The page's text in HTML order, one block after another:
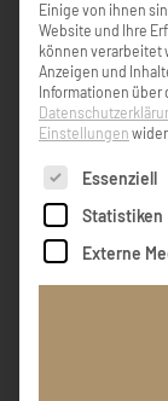
und
Wir
unsere
Einige von ihnen
Website und Ihre
können verarbeitet
Anzeigen und
Informationen
Einstellungen
Es folgt eine
Essenziell
Statistiken
Externe